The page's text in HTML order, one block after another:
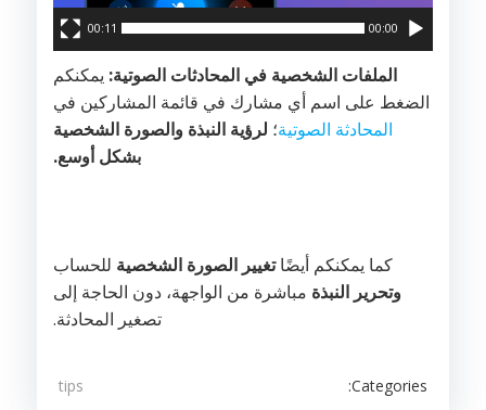
00:00
00:11
الملفات الشخصية في المحادثات الصوتية: يمكنكم
الضغط على اسم أي مشارك في قائمة المشاركين في
المحادثة الصوتية؛ لرؤية النبذة والصورة الشخصية
بشكل أوسع.
كما يمكنكم أيضًاتغيير الصورة الشخصية للحساب
وتحرير النبذة مباشرة من الواجهة، دون الحاجة إلى
تصغير المحادثة.
Categories:
tips